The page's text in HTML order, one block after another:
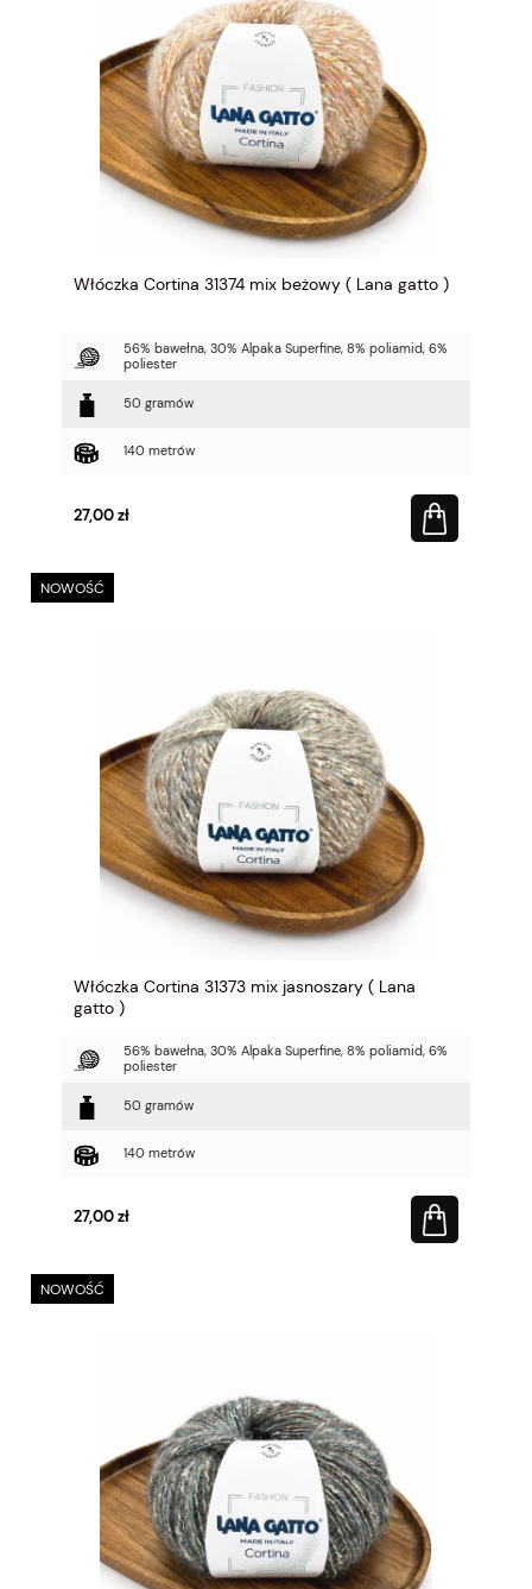
Włóczka Cortina 31374 mix beżowy ( Lana gatto )
56% bawełna, 30% Alpaka Superfine, 8% poliamid, 6%
poliester
50 gramów
140 metrów
27,00 zł
Włóczka Cortina 31373 mix jasnoszary ( Lana
gatto )
56% bawełna, 30% Alpaka Superfine, 8% poliamid, 6%
poliester
50 gramów
140 metrów
27,00 zł
NOWOŚĆ
NOWOŚĆ